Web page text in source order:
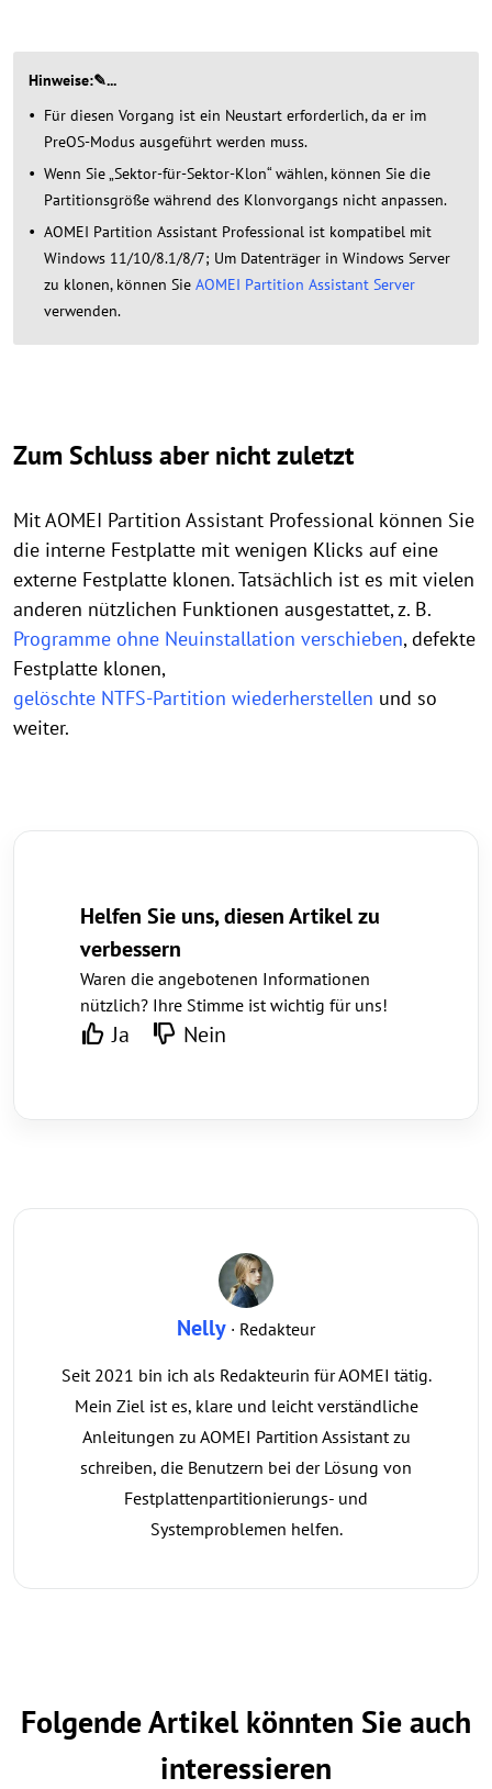
Hinweise:✎...
Für diesen Vorgang ist ein Neustart erforderlich, da er im
PreOS-Modus ausgeführt werden muss.
Wenn Sie „Sektor-für-Sektor-Klon“ wählen, können Sie die
Partitionsgröße während des Klonvorgangs nicht anpassen.
AOMEI Partition Assistant Professional ist kompatibel mit
Windows 11/10/8.1/8/7; Um Datenträger in Windows Server
zu klonen, können Sie AOMEI Partition Assistant Server
verwenden.
Zum Schluss aber nicht zuletzt
Mit AOMEI Partition Assistant Professional können Sie
die interne Festplatte mit wenigen Klicks auf eine
externe Festplatte klonen. Tatsächlich ist es mit vielen
anderen nützlichen Funktionen ausgestattet, z. B.
Programme ohne Neuinstallation verschieben, defekte
Festplatte klonen,
gelöschte NTFS-Partition wiederherstellen und so
weiter.
Helfen Sie uns, diesen Artikel zu
verbessern
Waren die angebotenen Informationen
nützlich? Ihre Stimme ist wichtig für uns!
Ja Nein
Nelly · Redakteur
Seit 2021 bin ich als Redakteurin für AOMEI tätig.
Mein Ziel ist es, klare und leicht verständliche
Anleitungen zu AOMEI Partition Assistant zu
schreiben, die Benutzern bei der Lösung von
Festplattenpartitionierungs- und
Systemproblemen helfen.
Folgende Artikel könnten Sie auch
interessieren